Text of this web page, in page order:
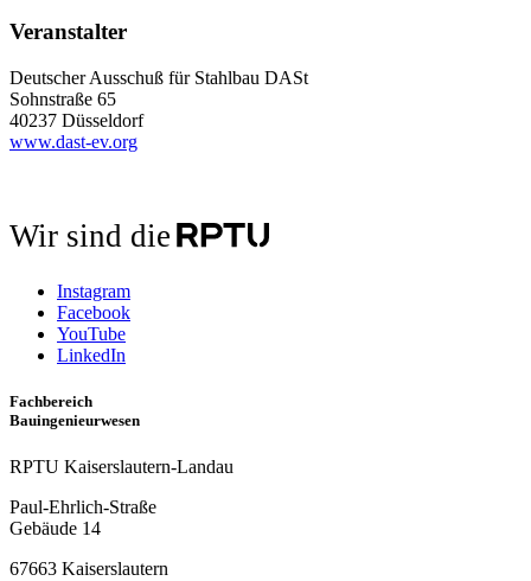
Veranstalter
Deutscher Ausschuß für Stahlbau DASt
Sohnstraße 65
40237 Düsseldorf
www.dast-ev.org
Wir sind die
Instagram
Facebook
YouTube
LinkedIn
Fachbereich
Bauingenieurwesen
RPTU Kaiserslautern-Landau
Paul-Ehrlich-Straße
Gebäude 14
67663 Kaiserslautern